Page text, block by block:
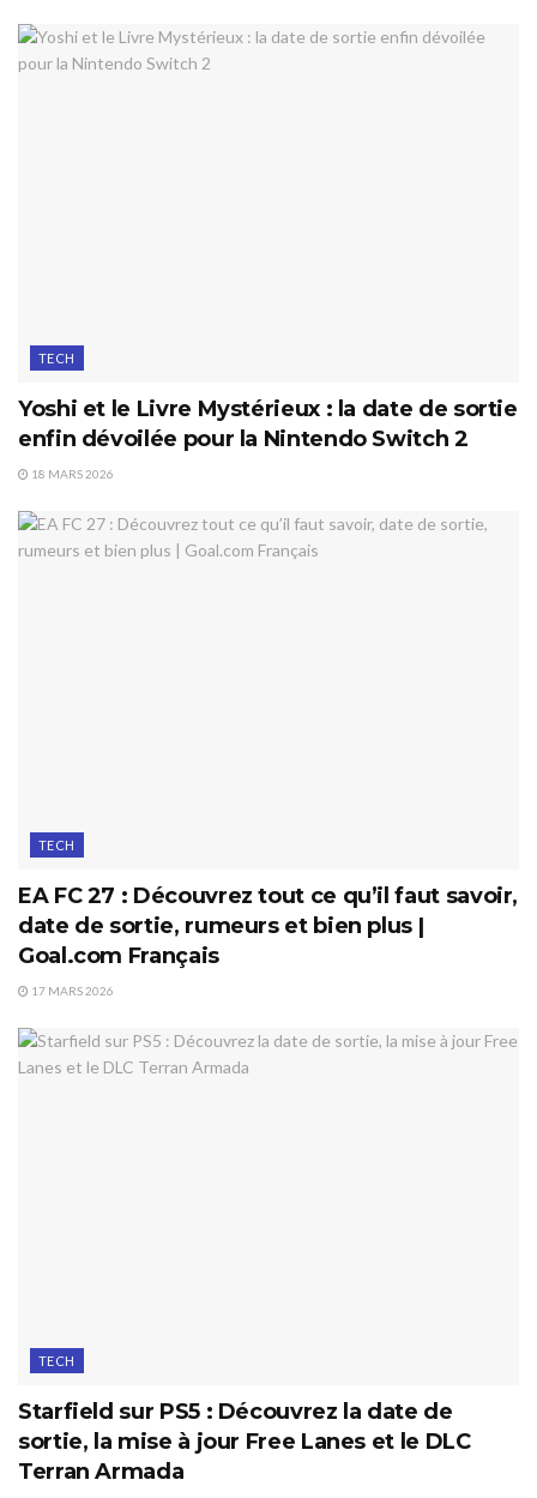
TECH
Yoshi et le Livre Mystérieux : la date de sortie
enfin dévoilée pour la Nintendo Switch 2
18 MARS 2026
TECH
EA FC 27 : Découvrez tout ce qu’il faut savoir,
date de sortie, rumeurs et bien plus |
Goal.com Français
17 MARS 2026
TECH
Starfield sur PS5 : Découvrez la date de
sortie, la mise à jour Free Lanes et le DLC
Terran Armada